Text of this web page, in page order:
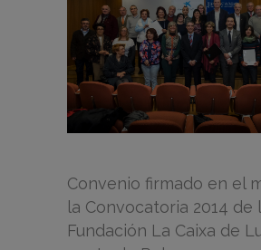
Convenio firmado en el
la Convocatoria 2014 de
Fundación La Caixa de